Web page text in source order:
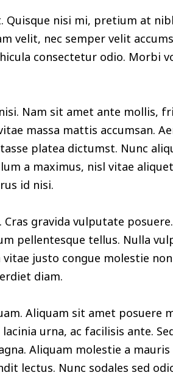
nisi mi, pretium at
velit, nec semper velit
consectetur odio. Morbi
Nam sit amet ante mollis,
massa mattis accumsan.
platea dictumst. Nunc
a maximus, nisl vitae
id nisi.
gravida vulputate
pellentesque tellus. Nulla
justo congue molestie
diam.
Aliquam sit amet posuere
urna, ac facilisis ante.
Aliquam molestie a
lectus. Nunc sodales sed